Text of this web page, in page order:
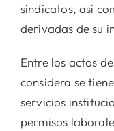
sindicatos, así
derivadas de su
Entre los actos
considera se
servicios
permisos